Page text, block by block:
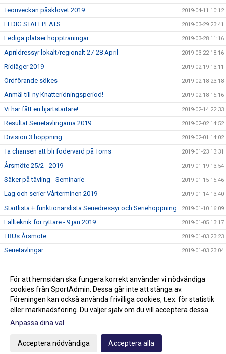
Teoriveckan påsklovet 2019 2019-04-11 10:12
LEDIG STALLPLATS 2019-03-29 23:41
Lediga platser hoppträningar 2019-03-28 11:16
Aprildressyr lokalt/regionalt 27-28 April 2019-03-22 18:16
Ridläger 2019 2019-02-19 13:11
Ordförande sökes 2019-02-18 23:18
Anmäl till ny Knatteridningsperiod! 2019-02-18 15:16
Vi har fått en hjärtstartare! 2019-02-14 22:33
Resultat Serietävlingarna 2019 2019-02-02 14:52
Division 3 hoppning 2019-02-01 14:02
Ta chansen att bli fodervärd på Torns 2019-01-23 13:31
Årsmöte 25/2 - 2019 2019-01-19 13:54
Säker på tävling - Seminarie 2019-01-15 15:46
Lag och serier Vårterminen 2019 2019-01-14 13:40
Startlista + funktionärslista Seriedressyr och Seriehoppning 2019-01-10 16:09
Fallteknik för ryttare - 9 jan 2019 2019-01-05 13:17
TRUs Årsmöte 2019-01-03 23:23
Serietävlingar 2019-01-03 23:04
Ledig stallplats i ponnystallet 2018-12-14 16:43
Klubbmästerskap och Minimästerskap 2018 2018-02-01 13:36
Gå till Webbversion
För att hemsidan ska fungera korrekt använder vi nödvändiga
cookies från SportAdmin. Dessa går inte att stänga av.
Föreningen kan också använda frivilliga cookies, t.ex. för statistik
eller marknadsföring. Du väljer själv om du vill acceptera dessa.
Anpassa dina val
Acceptera nödvändiga Acceptera alla